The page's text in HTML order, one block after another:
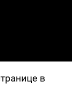
в